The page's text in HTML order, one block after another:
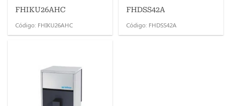
FHIKU26AHC
Código: FHIKU26AHC
FHDSS42A
Código: FHDSS42A